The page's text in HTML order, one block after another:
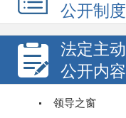
公开制度
法定主动
公开内容
领导之窗